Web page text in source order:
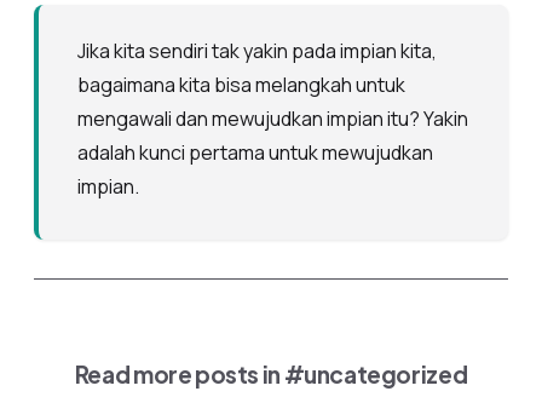
Jika kita sendiri tak yakin pada impian kita,
bagaimana kita bisa melangkah untuk
mengawali dan mewujudkan impian itu? Yakin
adalah kunci pertama untuk mewujudkan
impian.
Read more posts in #uncategorized